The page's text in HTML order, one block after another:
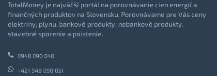
TotalMoney je najväčší portál na porovnávanie cien energií a
finančných produktov na Slovensku. Porovnávame pre Vás ceny
elektriny, plynu, bankové produkty, nebankové produkty,
stavebné sporenie a poistenie.
0948 090 040
+421 948 090 051